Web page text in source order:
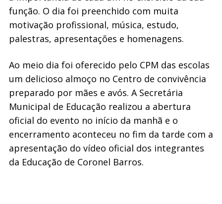
função. O dia foi preenchido com muita
motivação profissional, música, estudo,
palestras, apresentações e homenagens.
Ao meio dia foi oferecido pelo CPM das escolas
um delicioso almoço no Centro de convivência
preparado por mães e avós. A Secretária
Municipal de Educação realizou a abertura
oficial do evento no início da manhã e o
encerramento aconteceu no fim da tarde com a
apresentação do vídeo oficial dos integrantes
da Educação de Coronel Barros.